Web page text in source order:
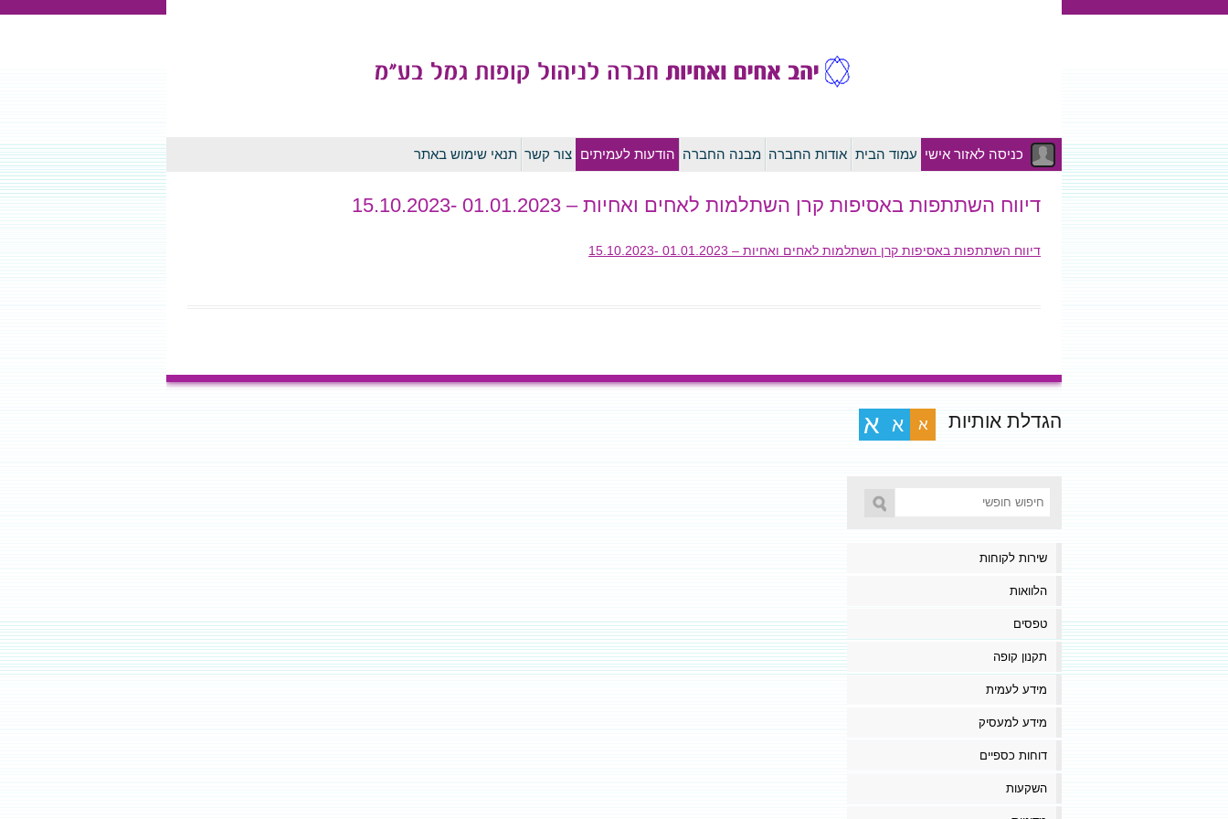
לדלג
לתוכן
כניסה לאזור אישי עמוד הבית אודות החברה מבנה החברה הודעות לעמיתים צור קשר תנאי שימוש באתר
דיווח השתתפות באסיפות קרן השתלמות לאחים ואחיות – 01.01.2023 -15.10.2023
דיווח השתתפות באסיפות קרן השתלמות לאחים ואחיות – 01.01.2023 -15.10.2023
הגדלת אותיות א א א
שירות לקוחות
הלוואות
טפסים
תקנון קופה
מידע לעמית
מידע למעסיק
דוחות כספיים
השקעות